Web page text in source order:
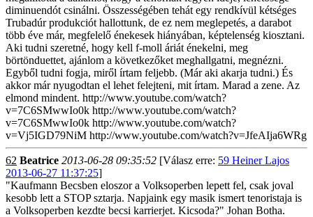
diminuendót csinálni. Összességében tehát egy rendkívül kétséges
Trubadúr produkciót hallottunk, de ez nem meglepetés, a darabot
több éve már, megfelelő énekesek hiányában, képtelenség kiosztani.
Aki tudni szeretné, hogy kell f-moll áriát énekelni, meg
börtönduettet, ajánlom a következőket meghallgatni, megnézni.
Egyből tudni fogja, miről írtam feljebb. (Már aki akarja tudni.) És
akkor már nyugodtan el lehet felejteni, mit írtam. Marad a zene. Az
elmond mindent. http://www.youtube.com/watch?
v=7C6SMwwIo0k http://www.youtube.com/watch?
v=7C6SMwwIo0k http://www.youtube.com/watch?
v=Vj5IGD79NiM http://www.youtube.com/watch?v=JfeAIja6WRg
62 Beatrice 2013-06-28 09:35:52 [Válasz erre: 59 Heiner Lajos
2013-06-27 11:37:25]
"Kaufmann Becsben eloszor a Volksoperben lepett fel, csak joval
kesobb lett a STOP sztarja. Napjaink egy masik ismert tenoristaja is
a Volksoperben kezdte becsi karrierjet. Kicsoda?" Johan Botha.